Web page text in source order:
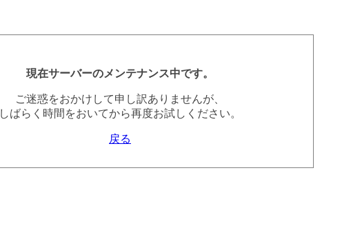
現在サーバーのメンテナンス中です。
ご迷惑をおかけして申し訳ありませんが、
しばらく時間をおいてから再度お試しください。
戻る